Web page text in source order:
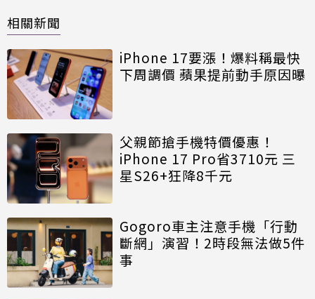
相關新聞
iPhone 17要漲！爆料稱最快
下周調價 蘋果提前動手原因曝
父親節搶手機特價優惠！
iPhone 17 Pro省3710元 三
星S26+狂降8千元
Gogoro車主注意手機「行動
斷網」演習！2時段無法做5件
事